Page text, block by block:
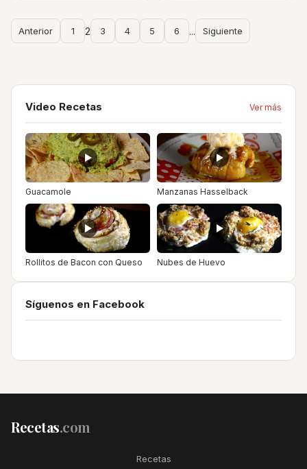
Anterior 1 2 3 4 5 6 ... Siguiente
Video Recetas Ver más
Guacamole Manzanas Hasselback
Rollitos de Bacon con Queso Nubes de Huevo
Síguenos en Facebook
Recetas.com
Recetas